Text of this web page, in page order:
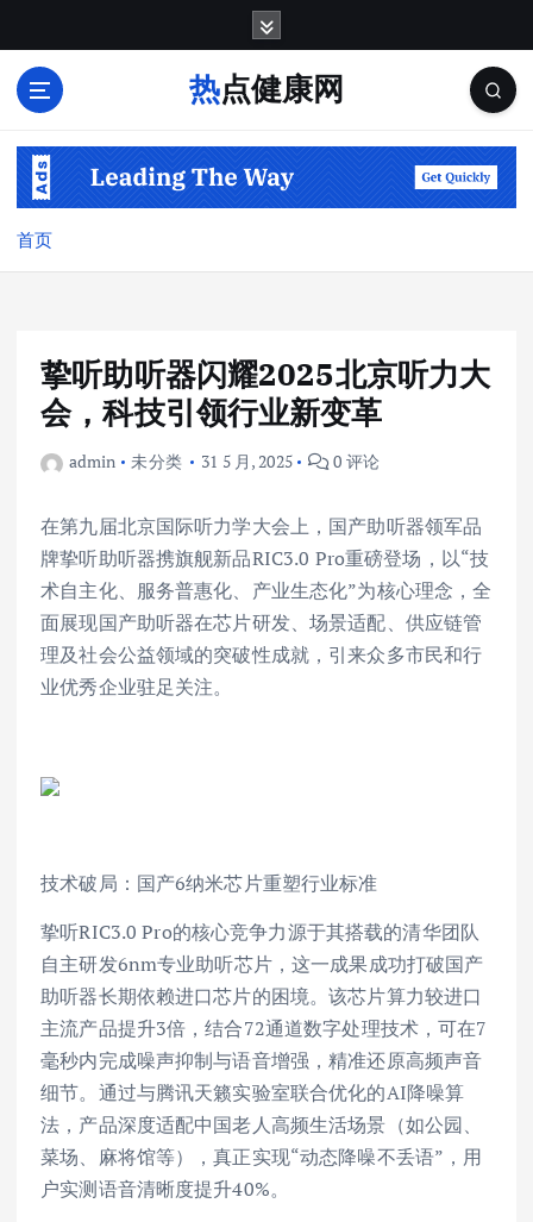
热点健康网
首页
挚听助听器闪耀2025北京听力大
会，科技引领行业新变革
admin 未分类 31 5 月, 2025 0 评论
在第九届北京国际听力学大会上，国产助听器领军品
牌挚听助听器携旗舰新品RIC3.0 Pro重磅登场，以“技
术自主化、服务普惠化、产业生态化”为核心理念，全
面展现国产助听器在芯片研发、场景适配、供应链管
理及社会公益领域的突破性成就，引来众多市民和行
业优秀企业驻足关注。
技术破局：国产6纳米芯片重塑行业标准
挚听RIC3.0 Pro的核心竞争力源于其搭载的清华团队
自主研发6nm专业助听芯片，这一成果成功打破国产
助听器长期依赖进口芯片的困境。该芯片算力较进口
主流产品提升3倍，结合72通道数字处理技术，可在7
毫秒内完成噪声抑制与语音增强，精准还原高频声音
细节。通过与腾讯天籁实验室联合优化的AI降噪算
法，产品深度适配中国老人高频生活场景（如公园、
菜场、麻将馆等），真正实现“动态降噪不丢语”，用
户实测语音清晰度提升40%。